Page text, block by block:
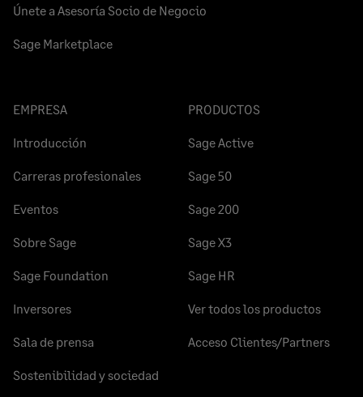
Únete a Asesoría Socio de Negocio
Sage Marketplace
EMPRESA
Introducción
Carreras profesionales
Eventos
Sobre Sage
Sage Foundation
Inversores
Sala de prensa
Sostenibilidad y sociedad
PRODUCTOS
Sage Active
Sage 50
Sage 200
Sage X3
Sage HR
Ver todos los productos
Acceso Clientes/Partners